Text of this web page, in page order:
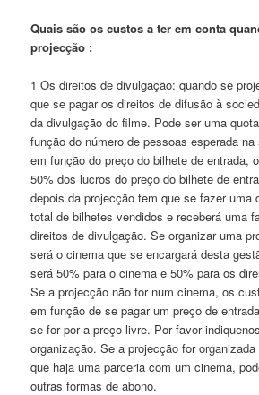
Quais são os custos a ter em conta
projecção :
1­ Os direitos de divulgação: quando se
que se pagar os direitos de difusão à
da divulgação do filme. Pode ser uma
função do número de pessoas esperada
em função do preço do bilhete de entrada,
50% dos lucros do preço do bilhete de
depois da projecção tem que se fazer uma
total de bilhetes vendidos e receberá uma
direitos de divulgação. Se organizar uma
será o cinema que se encargará desta
será 50% para o cinema e 50% para os
Se a projecção não for num cinema, os
em função de se pagar um preço de
se for por a preço livre. Por favor
organização. Se a projecção for
que haja uma parceria com um cinema,
outras formas de abono.